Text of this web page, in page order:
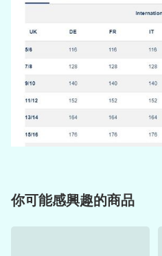
你可能感興趣的商品